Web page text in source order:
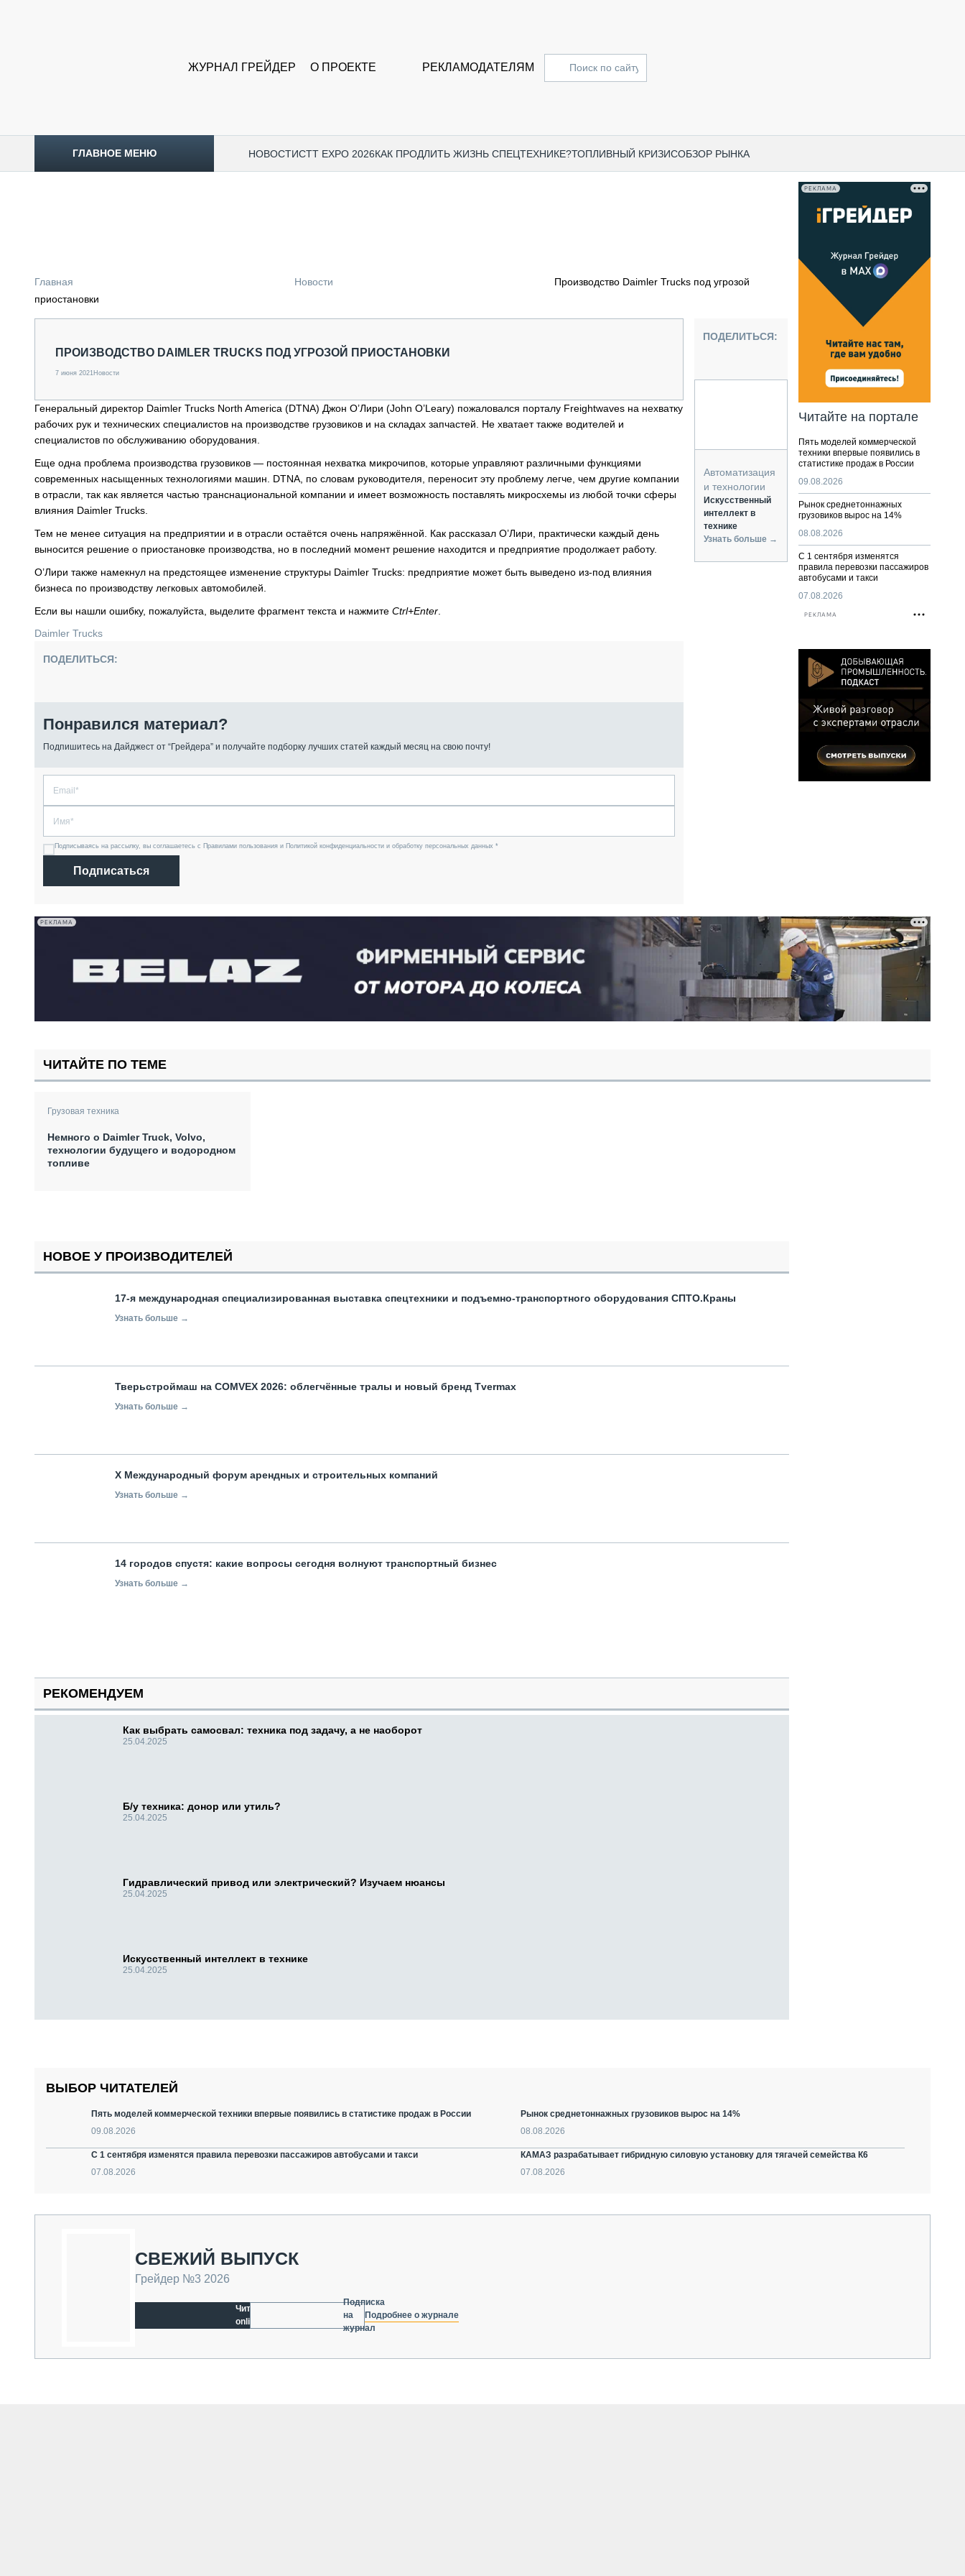
ЖУРНАЛ ГРЕЙДЕР О ПРОЕКТЕ РЕКЛАМОДАТЕЛЯМ
ГЛАВНОЕ МЕНЮ НОВОСТИCTT EXPO 2026КАК ПРОДЛИТЬ ЖИЗНЬ СПЕЦТЕХНИКЕ?ТОПЛИВНЫЙ КРИЗИСОБЗОР РЫНКА
ОБЗОР РЫНКА
ГРУЗОПЕРЕВОЗКИ
ИСПЫТАТЕЛИ
ТЕХНОЛОГИИ
ДОРОЖНАЯ ИНДУСТРИЯ
СЕРВИСМЕНЫ
БЛИЖАЙШИЕ МЕРОПРИЯТИЯ
ПОДЪЁМНАЯ ТЕХНИКА
ПАССАЖИРСКИЙ ТРАНСПОРТ
КАРЬЕРНАЯ ТЕХНИКА
ЛОГИСТИКА И СКЛАД
КОМПЛЕКТУЮЩИЕ И СЕРВИС
Главная Новости
Производство Daimler Trucks под угрозой
приостановки
ПРОИЗВОДСТВО DAIMLER TRUCKS ПОД УГРОЗОЙ ПРИОСТАНОВКИ
7 июня 2021Новости
Генеральный директор Daimler Trucks North America (DTNA) Джон О’Лири (John O’Leary) пожаловался порталу Freightwaves на нехватку
рабочих рук и технических специалистов на производстве грузовиков и на складах запчастей. Не хватает также водителей и
специалистов по обслуживанию оборудования.
Еще одна проблема производства грузовиков — постоянная нехватка микрочипов, которые управляют различными функциями
современных насыщенных технологиями машин. DTNA, по словам руководителя, переносит эту проблему легче, чем другие компании
в отрасли, так как является частью транснациональной компании и имеет возможность поставлять микросхемы из любой точки сферы
влияния Daimler Trucks.
Тем не менее ситуация на предприятии и в отрасли остаётся очень напряжённой. Как рассказал О’Лири, практически каждый день
выносится решение о приостановке производства, но в последний момент решение находится и предприятие продолжает работу.
О’Лири также намекнул на предстоящее изменение структуры Daimler Trucks: предприятие может быть выведено из-под влияния
бизнеса по производству легковых автомобилей.
Если вы нашли ошибку, пожалуйста, выделите фрагмент текста и нажмите Ctrl+Enter
Daimler Trucks
ПОДЕЛИТЬСЯ:
Понравился материал?
Подпишитесь на Дайджест от “Грейдера” и получайте подборку лучших статей каждый месяц на свою почту!
Подписываясь на рассылку, вы соглашаетесь с Правилами пользования и Политикой конфиденциальности и обработку персональных данных *
Подписаться
ПОДЕЛИТЬСЯ:
Автоматизация
и технологии
Искусственный
интеллект в
технике
Узнать больше →
РЕКЛАМА
Читайте на портале
Пять моделей коммерческой
техники впервые появились в
статистике продаж в России
09.08.2026
Рынок среднетоннажных
грузовиков вырос на 14%
08.08.2026
С 1 сентября изменятся
правила перевозки пассажиров
автобусами и такси
07.08.2026
РЕКЛАМА
РЕКЛАМА
ЧИТАЙТЕ ПО ТЕМЕ
Грузовая техника
Немного о Daimler Truck, Volvo,
технологии будущего и водородном
топливе
НОВОЕ У ПРОИЗВОДИТЕЛЕЙ
17-я международная специализированная выставка спецтехники и подъемно-транспортного оборудования СПТО.Краны
Узнать больше →
Тверьстроймаш на COMVEX 2026: облегчённые тралы и новый бренд Tvermax
Узнать больше →
X Международный форум арендных и строительных компаний
Узнать больше →
14 городов спустя: какие вопросы сегодня волнуют транспортный бизнес
Узнать больше →
РЕКОМЕНДУЕМ
Как выбрать самосвал: техника под задачу, а не наоборот
25.04.2025
Б/у техника: донор или утиль?
25.04.2025
Гидравлический привод или электрический? Изучаем нюансы
25.04.2025
Искусственный интеллект в технике
25.04.2025
ВЫБОР ЧИТАТЕЛЕЙ
Пять моделей коммерческой техники впервые появились в статистике продаж в России
09.08.2026
Рынок среднетоннажных грузовиков вырос на 14%
08.08.2026
С 1 сентября изменятся правила перевозки пассажиров автобусами и такси
07.08.2026
КАМАЗ разрабатывает гибридную силовую установку для тягачей семейства К6
07.08.2026
СВЕЖИЙ ВЫПУСК
Грейдер №3 2026
Читать
online
Подписка
на
журнал
Подробнее о журнале